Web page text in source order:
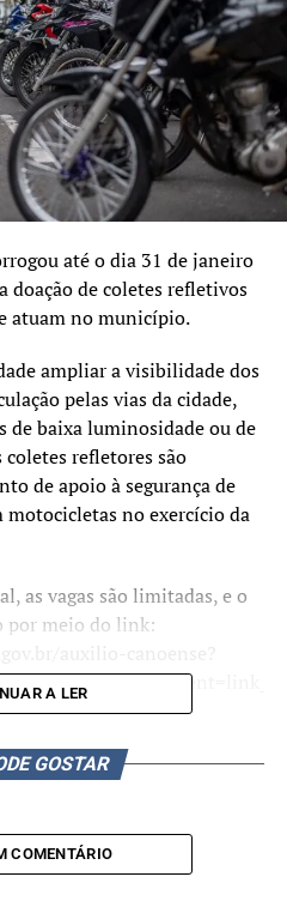
até o dia 31 de janeiro
doação de coletes refletivos
atuam no município.
ampliar a visibilidade dos
pelas vias da cidade,
de baixa luminosidade ou de
refletores são
de apoio à segurança de
no exercício da
as vagas são limitadas, e o
por meio do link:
e Inovação (SMDEI) e
A LER
GOSTAR
COMENTÁRIO